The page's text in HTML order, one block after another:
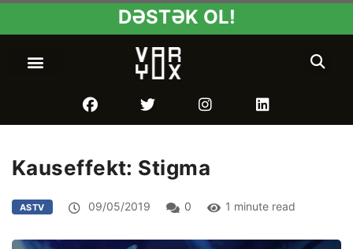
DƏSTƏK OL!
Kauseffekt: Stigma
ASTV 09/05/2019 0 1 minute read